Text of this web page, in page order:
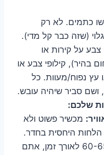
כתמים. לא רק
(שזה כבר קל מדי).
צבע על קירות או
בהיר), קילופי צבע או
נפוח/מעוות. כל
ושם סביר שיהיה עובש.
שלכם:
מכשיר פשוט ולא
הלחות היחסית בחדר.
אם הוא עולה על 60-65% לאורך זמן, אתם